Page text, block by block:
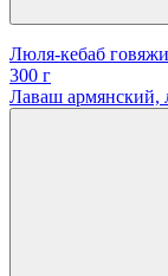
Люля-кебаб
300 г
Лаваш армянский,